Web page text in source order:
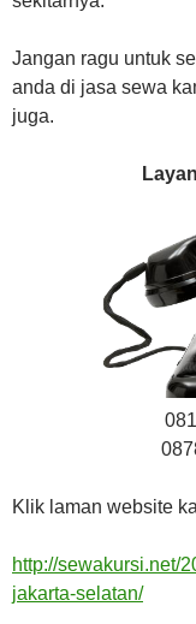
Jangan ragu untuk
anda di jasa sewa
juga.
Klik laman website
http://sewakursi.net/
jakarta-selatan/